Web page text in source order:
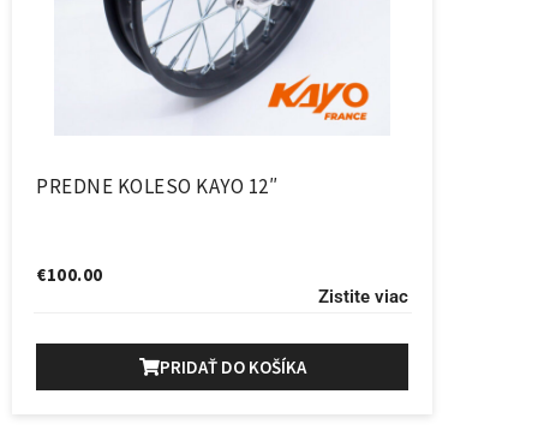
PREDNE KOLESO KAYO 12″
€100.00
Zistite viac
PRIDAŤ DO KOŠÍKA